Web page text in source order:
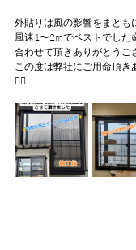
外貼りは風の影響をまとも
風速1〜2mでベストでした
合わせて頂きありがとうご
この度は弊社にご用命頂き
🙇‍♂